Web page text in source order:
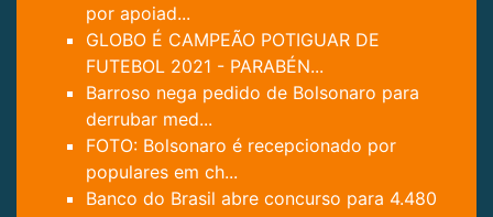
por apoiad...
GLOBO É CAMPEÃO POTIGUAR DE
FUTEBOL 2021 - PARABÉN...
Barroso nega pedido de Bolsonaro para
derrubar med...
FOTO: Bolsonaro é recepcionado por
populares em ch...
Banco do Brasil abre concurso para 4.480